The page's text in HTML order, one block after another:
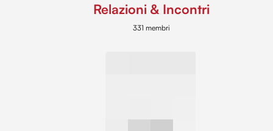
Relazioni & Incontri
331 membri